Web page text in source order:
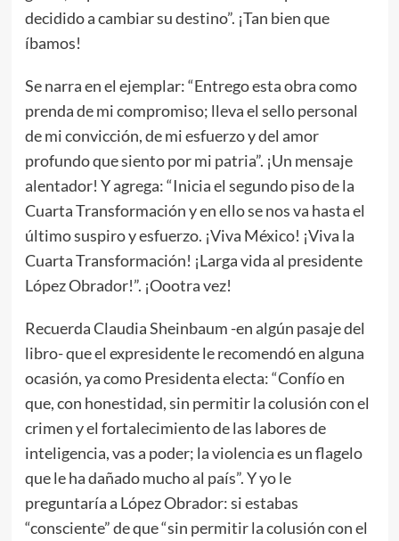
decidido a cambiar su destino”. ¡Tan bien que
íbamos!
Se narra en el ejemplar: “Entrego esta obra como
prenda de mi compromiso; lleva el sello personal
de mi convicción, de mi esfuerzo y del amor
profundo que siento por mi patria”. ¡Un mensaje
alentador! Y agrega: “Inicia el segundo piso de la
Cuarta Transformación y en ello se nos va hasta el
último suspiro y esfuerzo. ¡Viva México! ¡Viva la
Cuarta Transformación! ¡Larga vida al presidente
López Obrador!”. ¡Oootra vez!
Recuerda Claudia Sheinbaum -en algún pasaje del
libro- que el expresidente le recomendó en alguna
ocasión, ya como Presidenta electa: “Confío en
que, con honestidad, sin permitir la colusión con el
crimen y el fortalecimiento de las labores de
inteligencia, vas a poder; la violencia es un flagelo
que le ha dañado mucho al país”. Y yo le
preguntaría a López Obrador: si estabas
“consciente” de que “sin permitir la colusión con el